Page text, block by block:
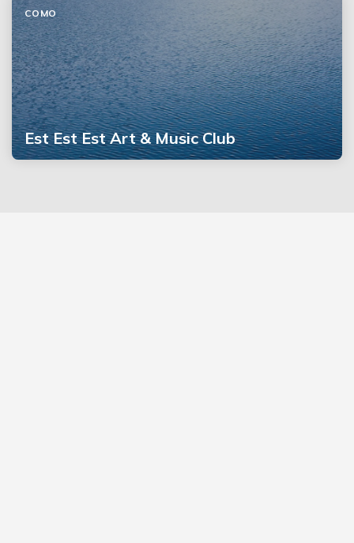
Est Est Est Art & Music Club
COMO